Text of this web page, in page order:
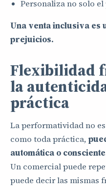
Personaliza no solo
Una venta inclusiva es
prejuicios.
Flexibilidad
la
práctica
La performatividad no
como toda práctica,
automática o
Un comercial puede
puede decir las mismas